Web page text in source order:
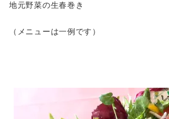
地元野菜の生春巻き
（メニューは一例です）